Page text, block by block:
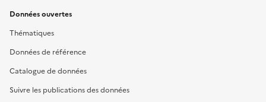
Données ouvertes
Thématiques
Données de référence
Catalogue de données
Suivre les publications des données